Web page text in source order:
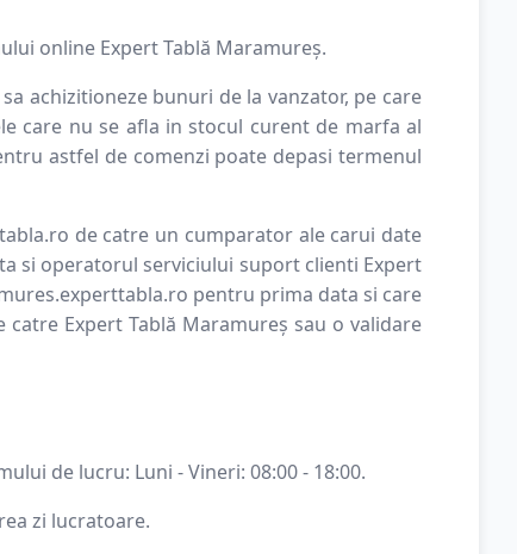
online Expert Tablă Maramureș.
achizitioneze bunuri de la vanzator, pe care
care nu se afla in stocul curent de marfa al
astfel de comenzi poate depasi termenul
de catre un cumparator ale carui date
si operatorul serviciului suport clienti Expert
pentru prima data si care
Expert Tablă Maramureș sau o validare
de lucru: Luni - Vineri: 08:00 - 18:00.
zi lucratoare.